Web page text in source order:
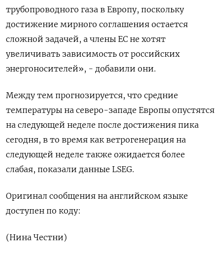
трубопроводного газа в Европу, поскольку
достижение мирного соглашения остается
сложной задачей, а члены ЕС не хотят
увеличивать зависимость от российских
энергоносителей», - добавили они.
Между тем прогнозируется, что средние
температуры на северо-западе Европы опустятся
на следующей неделе после достижения пика
сегодня, в то время как ветрогенерация на
следующей неделе также ожидается более
слабая, показали данные LSEG.
Оригинал сообщения на английском языке
доступен по коду:
(Нина Честни)